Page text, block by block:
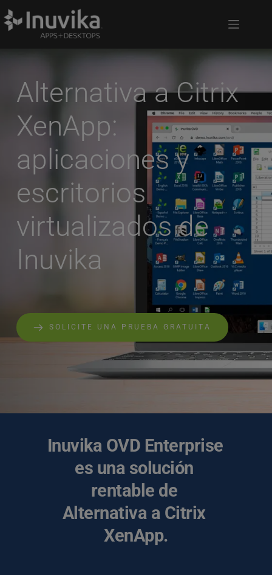
Alternativa a Citrix
XenApp:
aplicaciones y
escritorios
virtualizados de
Inuvika
SOLICITE UNA PRUEBA GRATUITA
Inuvika OVD Enterprise
es una solución
rentable de
Alternativa a Citrix
XenApp.